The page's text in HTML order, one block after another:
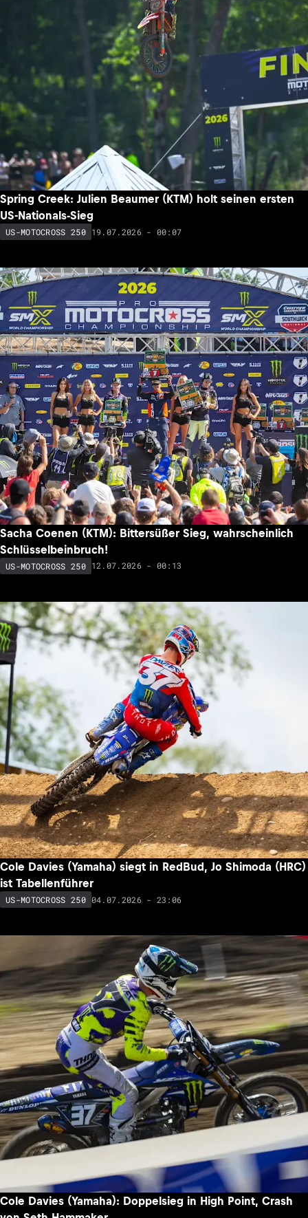
Spring Creek: Julien Beaumer (KTM) holt seinen ersten
US-Nationals-Sieg
US-MOTOCROSS 250 19.07.2026 - 00:07
Sacha Coenen (KTM): Bittersüßer Sieg, wahrscheinlich
Schlüsselbeinbruch!
US-MOTOCROSS 250 12.07.2026 - 00:13
Cole Davies (Yamaha) siegt in RedBud, Jo Shimoda (HRC)
ist Tabellenführer
US-MOTOCROSS 250 04.07.2026 - 23:06
Cole Davies (Yamaha): Doppelsieg in High Point, Crash